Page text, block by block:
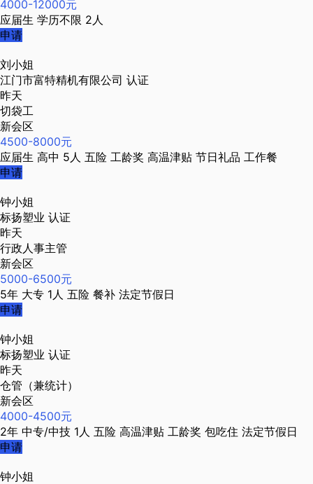
4000-12000元
应届生 学历不限 2人
申请
刘小姐
江门市富特精机有限公司 认证
昨天
切袋工
新会区
4500-8000元
应届生 高中 5人 五险 工龄奖 高温津贴 节日礼品 工作餐
申请
钟小姐
标扬塑业 认证
昨天
行政人事主管
新会区
5000-6500元
5年 大专 1人 五险 餐补 法定节假日
申请
钟小姐
标扬塑业 认证
昨天
仓管（兼统计）
新会区
4000-4500元
2年 中专/中技 1人 五险 高温津贴 工龄奖 包吃住 法定节假日
申请
钟小姐